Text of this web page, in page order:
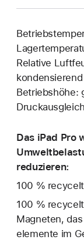
Relative
kondensierend
Betriebshöhe:
Druckausgleich
Das iPad Pro
reduzieren:
100 %
100 %
Magneten,
elemente im